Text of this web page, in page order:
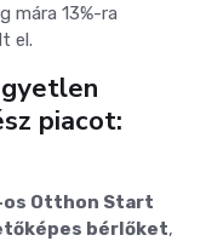
mára 13%-ra
el.
piacot:
os Otthon Start
bérlőket,